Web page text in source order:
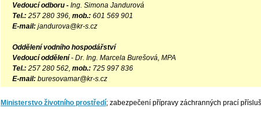
Vedoucí odboru - Ing. Simona Jandurová
Tel.: 257 280 396, mob.: 601 569 901
E-mail: jandurova@kr-s.cz
Oddělení vodního hospodářství
Vedoucí oddělení- Dr. Ing. Marcela Burešová, MPA
Tel.: 257 280 562, mob.: 725 997 836
E-mail: buresovamar@kr-s.cz
Ministerstvo životního prostředí; zabezpečení přípravy záchranných prací